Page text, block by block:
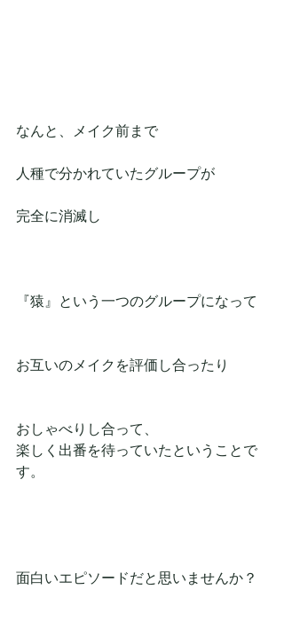
なんと、メイク前まで
人種で分かれていたグループが
完全に消滅し
『猿』という一つのグループになって
お互いのメイクを評価し合ったり
おしゃべりし合って、
楽しく出番を待っていたということで
す。
面白いエピソードだと思いませんか？